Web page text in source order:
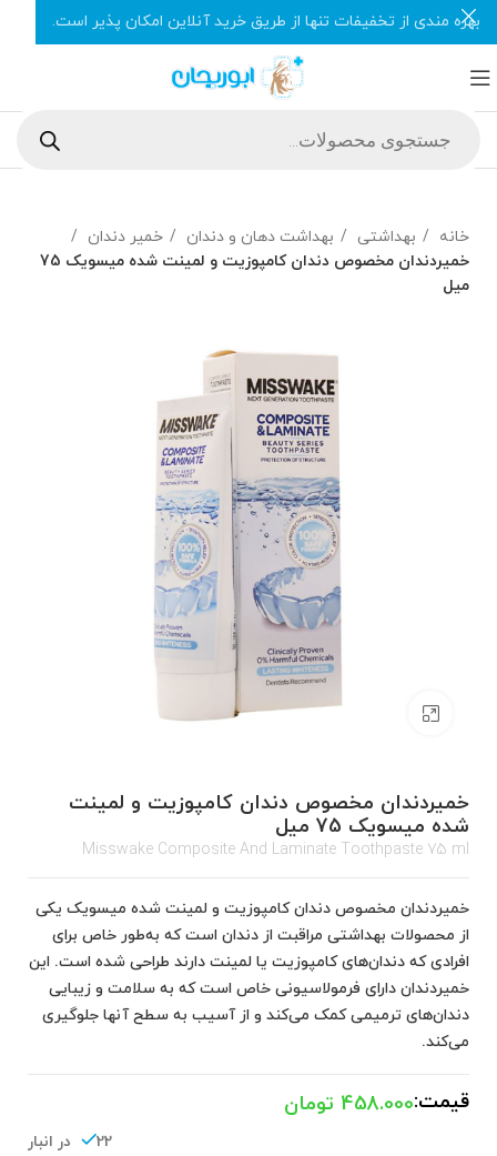
خانه بهداشتی بهداشت دهان و دندان
خمیر دندان
خمیردندان مخصوص دندان کامپوزیت و لمینت شده میسویک 75
میل
برای بزرگنمایی کلیک کنید
خمیردندان مخصوص دندان کامپوزیت و لمینت
شده میسویک 75 میل
Misswake Composite And Laminate Toothpaste 75 ml
خمیردندان مخصوص دندان کامپوزیت و لمینت شده میسویک یکی
از محصولات بهداشتی مراقبت از دندان است که به‌طور خاص برای
افرادی که دندان‌های کامپوزیت یا لمینت دارند طراحی شده است. این
خمیردندان دارای فرمولاسیونی خاص است که به سلامت و زیبایی
دندان‌های ترمیمی کمک می‌کند و از آسیب به سطح آنها جلوگیری
می‌کند.
قیمت:458.000 تومان
22 در انبار
بهره مندی از تخفیفات تنها از طریق خرید آنلاین امکان پذیر است.